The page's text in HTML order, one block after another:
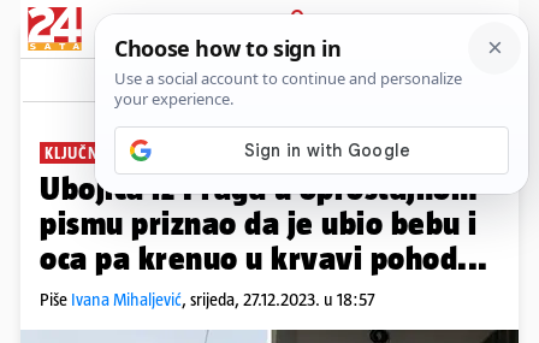
PRIJAVA
News Komentari
KLJUČNI DOKAZ
Ubojica iz Praga u oproštajnom
pismu priznao da je ubio bebu i
oca pa krenuo u krvavi pohod...
Piše Ivana Mihaljević, srijeda, 27.12.2023. u 18:57